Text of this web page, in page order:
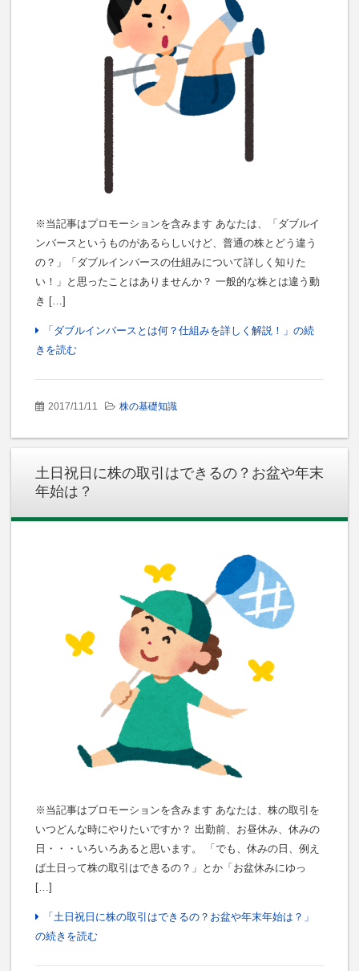
※当記事はプロモーションを含みます あなたは、「ダブルイ
ンバースというものがあるらしいけど、普通の株とどう違う
の？」「ダブルインバースの仕組みについて詳しく知りた
い！」と思ったことはありませんか？ 一般的な株とは違う動
き […]
「ダブルインバースとは何？仕組みを詳しく解説！」の続
きを読む
2017/11/11 株の基礎知識
土日祝日に株の取引はできるの？お盆や年末
年始は？
※当記事はプロモーションを含みます あなたは、株の取引を
いつどんな時にやりたいですか？ 出勤前、お昼休み、休みの
日・・・いろいろあると思います。 「でも、休みの日、例え
ば土日って株の取引はできるの？」とか「お盆休みにゆっ
[…]
「土日祝日に株の取引はできるの？お盆や年末年始は？」
の続きを読む